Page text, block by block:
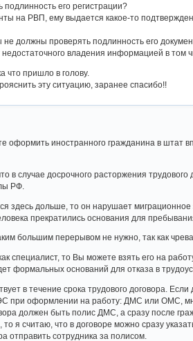
его регистрации?
на РВП, ему выдается какое-то
должны проверять подлинность его
владения информацией в том
что пришло в голову.
эту ситуацию, заранее спасибо!!
оформить иностранного гражданина в штат
в случае досрочного расторжения
РФ.
здесь дольше, то он нарушает
прекратились основания для
большим перерывом не нужно, так как
специалист, то Вы можете взять его на
формальных оснований для отказа в
в течение срока трудового договора. Если
при оформлении на работу: ДМС или ОМС,
должен быть полис ДМС, а сразу после
я считаю, что в договоре можно сразу
отправить сотрудника за полисом.